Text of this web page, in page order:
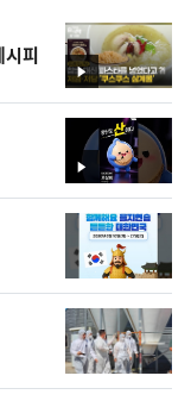
영
상
시피
영
상